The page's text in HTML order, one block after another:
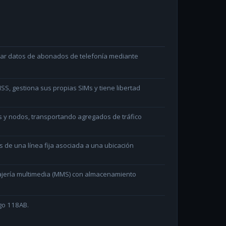
datos de abonados de telefonía mediante
gestiona sus propias SIMs y tiene libertad
nodos, transportando agregados de tráfico
de una línea fija asociada a una ubicación
multimedia (MMS) con almacenamiento
118AB.